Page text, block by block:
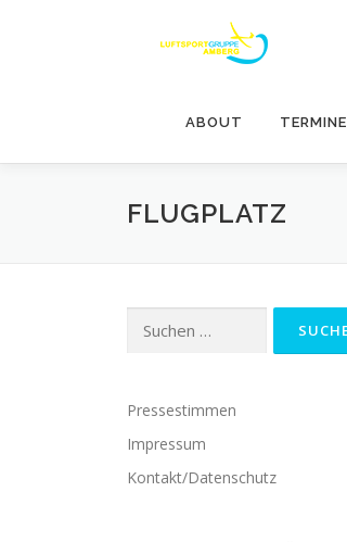
ABOUT TERMINE
FLUGPLATZ
nach:
Pressestimmen
Impressum
Kontakt/Datenschutz